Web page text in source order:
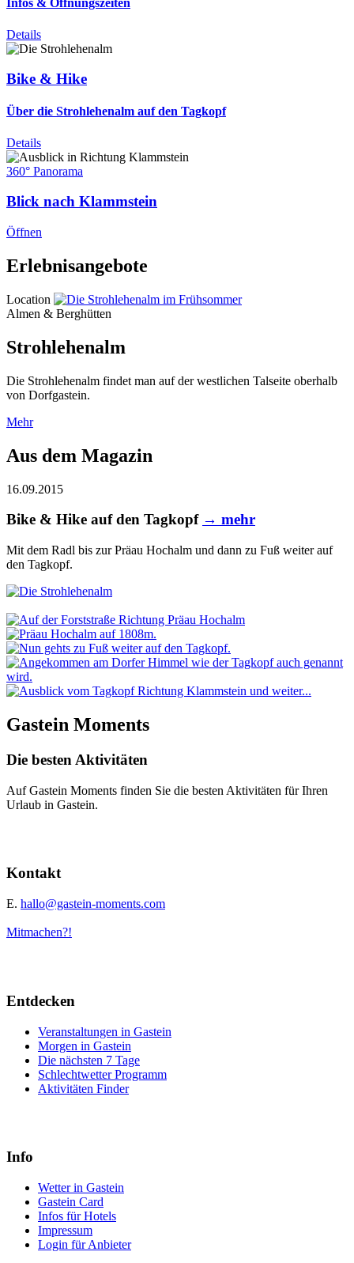
Infos & Öffnungszeiten
Details
Bike & Hike
Über die Strohlehenalm auf den Tagkopf
Details
360° Panorama
Blick nach Klammstein
Öffnen
Erlebnisangebote
Location
Almen & Berghütten
Strohlehenalm
Die Strohlehenalm findet man auf der westlichen Talseite oberhalb
von Dorfgastein.
Mehr
Aus dem Magazin
16.09.2015
Bike & Hike auf den Tagkopf → mehr
Mit dem Radl bis zur Präau Hochalm und dann zu Fuß weiter auf
den Tagkopf.
Gastein Moments
Die besten Aktivitäten
Auf Gastein Moments finden Sie die besten Aktivitäten für Ihren
Urlaub in Gastein.
Kontakt
E. hallo@gastein-moments.com
Mitmachen?!
Entdecken
Veranstaltungen in Gastein
Morgen in Gastein
Die nächsten 7 Tage
Schlechtwetter Programm
Aktivitäten Finder
Info
Wetter in Gastein
Gastein Card
Infos für Hotels
Impressum
Login für Anbieter